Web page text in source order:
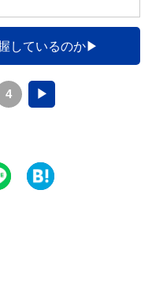
しているのか
4 ▶